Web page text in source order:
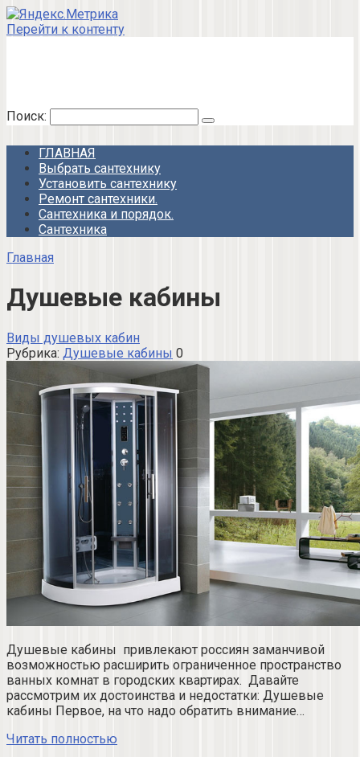
Перейти к контенту
Поиск:
ГЛАВНАЯ
Выбрать сантехнику
Установить сантехнику
Ремонт сантехники.
Сантехника и порядок.
Сантехника
Главная
Душевые кабины
Виды душевых кабин
Рубрика: Душевые кабины 0
Душевые кабины привлекают россиян заманчивой
возможностью расширить ограниченное пространство
ванных комнат в городских квартирах. Давайте
рассмотрим их достоинства и недостатки: Душевые
кабины Первое, на что надо обратить внимание…
Читать полностью